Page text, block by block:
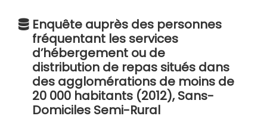
Enquête auprès des personnes
fréquentant les services
d’hébergement ou de
distribution de repas situés dans
des agglomérations de moins de
20 000 habitants (2012), Sans-
Domiciles Semi-Rural